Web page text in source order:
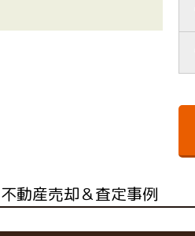
動産売却＆査定事例